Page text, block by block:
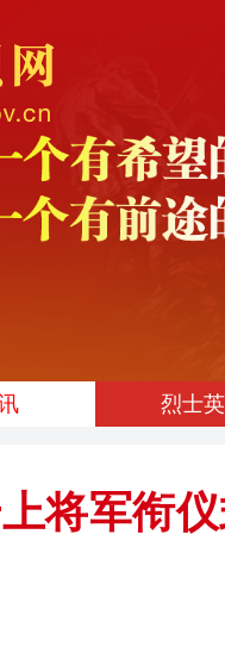
烈士
将军衔